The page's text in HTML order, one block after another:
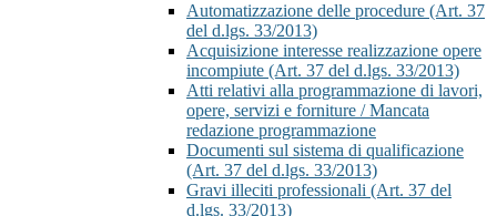
Automatizzazione delle procedure (Art. 37
del d.lgs. 33/2013)
Acquisizione interesse realizzazione opere
incompiute (Art. 37 del d.lgs. 33/2013)
Atti relativi alla programmazione di lavori,
opere, servizi e forniture / Mancata
redazione programmazione
Documenti sul sistema di qualificazione
(Art. 37 del d.lgs. 33/2013)
Gravi illeciti professionali (Art. 37 del
d.lgs. 33/2013)